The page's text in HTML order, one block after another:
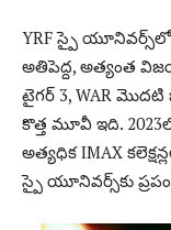
YRF స్పై
అతిపెద్ద, అత్యంత
టైగర్ 3, WAR మొదటి
కొత్త మూవీ ఇది.
అత్యధిక IMAX
స్పై యూనివర్స్‌కు